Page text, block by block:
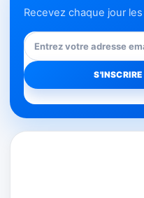
Recevez chaque jour